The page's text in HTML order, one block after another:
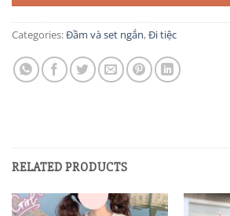
Categories:Đầm và set ngắn,Đi tiệc
RELATED PRODUCTS